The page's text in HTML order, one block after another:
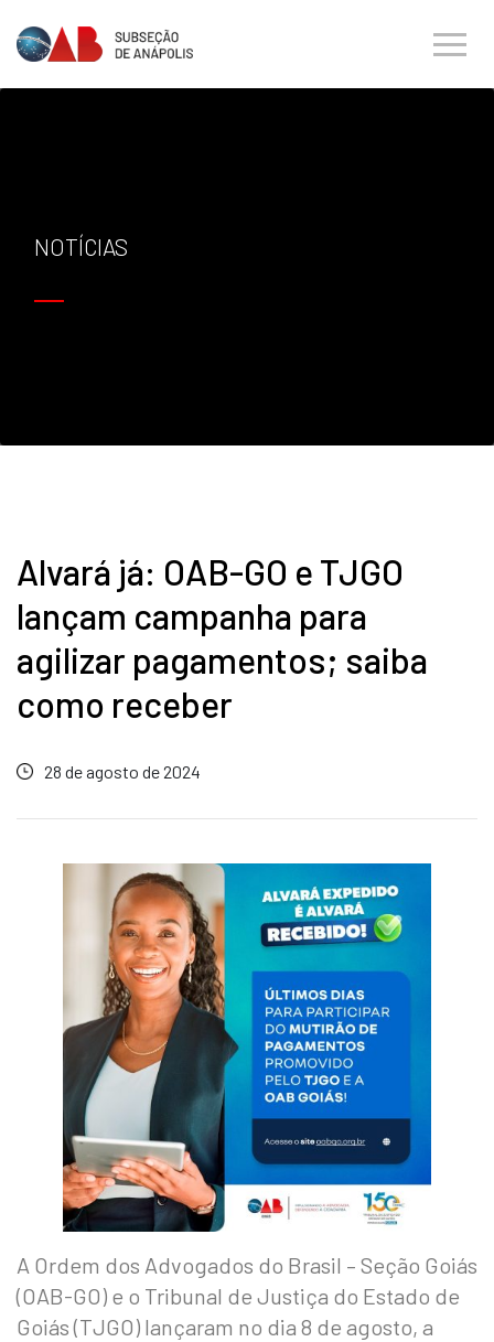
NOTÍCIAS
Alvará já: OAB-GO e TJGO
lançam campanha para
agilizar pagamentos; saiba
como receber
28 de agosto de 2024
A Ordem dos Advogados do Brasil – Seção Goiás
(OAB-GO) e o Tribunal de Justiça do Estado de
Goiás (TJGO) lançaram no dia 8 de agosto, a